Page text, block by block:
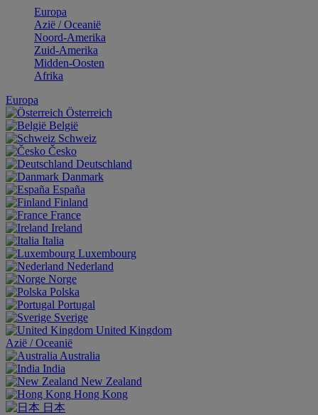
Europa
Aziё / Oceaniё
Noord-Amerika
Zuid-Amerika
Midden-Oosten
Afrika
Europa
Österreich
België
Schweiz
Česko
Deutschland
Danmark
España
Finland
France
Ireland
Italia
Luxembourg
Nederland
Norge
Polska
Portugal
Sverige
United Kingdom
Aziё / Oceaniё
Australia
India
New Zealand
Hong Kong
日本